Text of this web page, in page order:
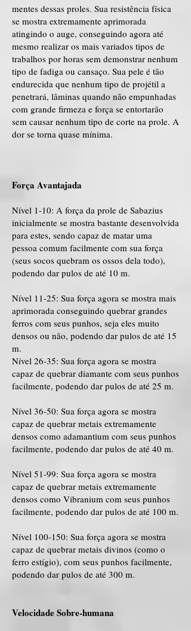
mentes dessas proles. Sua resistência física
se mostra extremamente aprimorada
atingindo o auge, conseguindo agora até
mesmo realizar os mais variados tipos de
trabalhos por horas sem demonstrar nenhum
tipo de fadiga ou cansaço. Sua pele é tão
endurecida que nenhum tipo de projétil a
penetrará, lâminas quando não empunhadas
com grande firmeza e força se entortarão
sem causar nenhum tipo de corte na prole. A
dor se torna quase mínima.
Força Avantajada
Nível 1-10: A força da prole de Sabazius
inicialmente se mostra bastante desenvolvida
para estes, sendo capaz de matar uma
pessoa comum facilmente com sua força
(seus socos quebram os ossos dela todo),
podendo dar pulos de até 10 m.
Nível 11-25: Sua força agora se mostra mais
aprimorada conseguindo quebrar grandes
ferros com seus punhos, seja eles muito
densos ou não, podendo dar pulos de até 15
m.
Nível 26-35: Sua força agora se mostra
capaz de quebrar diamante com seus punhos
facilmente, podendo dar pulos de até 25 m.
Nível 36-50: Sua força agora se mostra
capaz de quebrar metais extremamente
densos como adamantium com seus punhos
facilmente, podendo dar pulos de até 40 m.
Nível 51-99: Sua força agora se mostra
capaz de quebrar metais extremamente
densos como Vibranium com seus punhos
facilmente, podendo dar pulos de até 100 m.
Nível 100-150: Sua força agora se mostra
capaz de quebrar metais divinos (como o
ferro estígio), com seus punhos facilmente,
podendo dar pulos de até 300 m.
Velocidade Sobre-humana